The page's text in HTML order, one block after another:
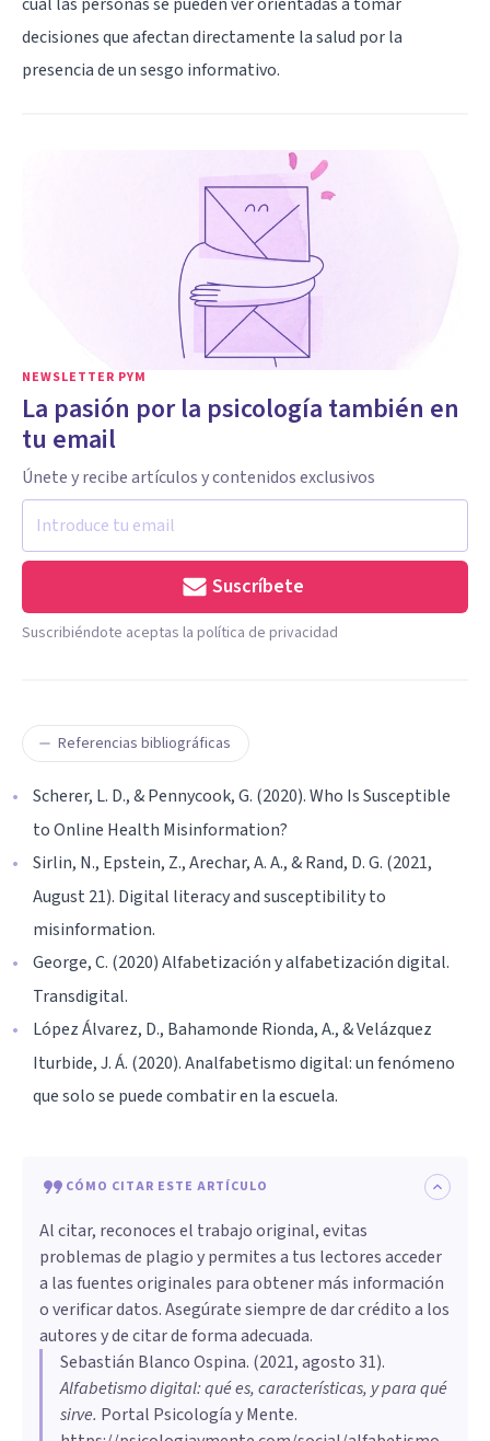
decisiones que afectan directamente la salud por la
presencia de un sesgo informativo.
NEWSLETTER PYM
La pasión por la psicología también en
tu email
Únete y recibe artículos y contenidos exclusivos
Suscríbete
Suscribiéndote aceptas la política de privacidad
Referencias bibliográficas
Scherer, L. D., & Pennycook, G. (2020). Who Is Susceptible
to Online Health Misinformation?
Sirlin, N., Epstein, Z., Arechar, A. A., & Rand, D. G. (2021,
August 21). Digital literacy and susceptibility to
misinformation.
George, C. (2020) Alfabetización y alfabetización digital.
Transdigital.
López Álvarez, D., Bahamonde Rionda, A., & Velázquez
Iturbide, J. Á. (2020). Analfabetismo digital: un fenómeno
que solo se puede combatir en la escuela.
CÓMO CITAR ESTE ARTÍCULO
Al citar, reconoces el trabajo original, evitas
problemas de plagio y permites a tus lectores acceder
a las fuentes originales para obtener más información
o verificar datos. Asegúrate siempre de dar crédito a los
autores y de citar de forma adecuada.
Sebastián Blanco Ospina. (2021, agosto 31).
Alfabetismo digital: qué es, características, y para qué
sirve. Portal Psicología y Mente.